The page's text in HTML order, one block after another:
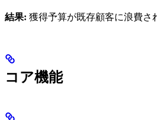
結果: 獲得予算が既存顧客に浪費さ
コア機能